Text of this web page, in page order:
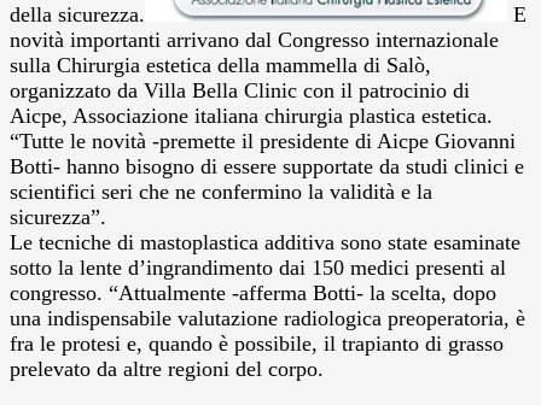
della sicurezza.
E
novità importanti arrivano dal Congresso internazionale
sulla Chirurgia estetica della mammella di Salò,
organizzato da Villa Bella Clinic con il patrocinio di
Aicpe, Associazione italiana chirurgia plastica estetica.
“Tutte le novità -premette il presidente di Aicpe Giovanni
Botti- hanno bisogno di essere supportate da studi clinici e
scientifici seri che ne confermino la validità e la
sicurezza”.
Le tecniche di mastoplastica additiva sono state esaminate
sotto la lente d’ingrandimento dai 150 medici presenti al
congresso. “Attualmente -afferma Botti- la scelta, dopo
una indispensabile valutazione radiologica preoperatoria, è
fra le protesi e, quando è possibile, il trapianto di grasso
prelevato da altre regioni del corpo.